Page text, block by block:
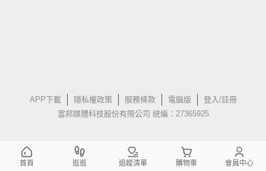
APP下載 隱私權政策 服務條款 電腦版
登入/註冊
富邦媒體科技股份有限公司 統編：27365925
首頁 逛逛 追蹤清單 購物車 會員中心